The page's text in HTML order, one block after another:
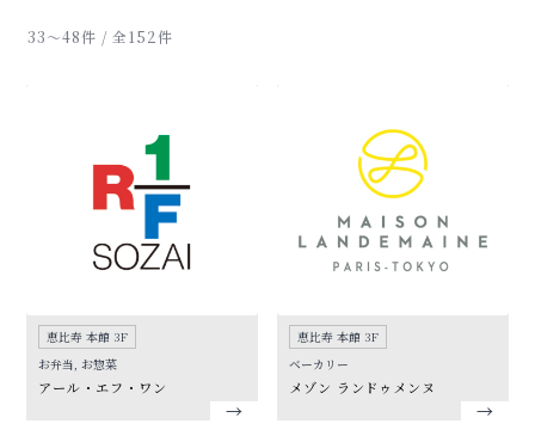
33〜48件 / 全152件
恵比寿 本館 3F
お弁当, お惣菜
アール・エフ・ワン
恵比寿 本館 3F
ベーカリー
メゾン ランドゥメンヌ